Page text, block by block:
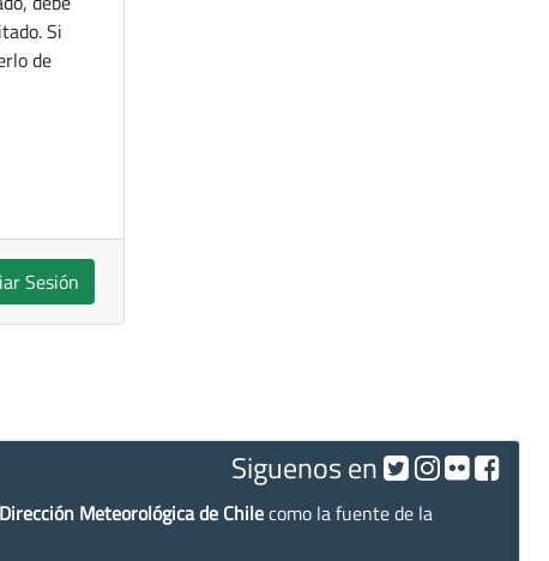
Si
de
Sesión
Siguenos en
Dirección Meteorológica de Chilecomo la fuente de la